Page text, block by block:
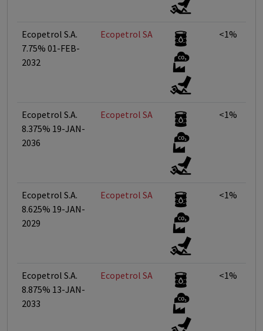
Ecopetrol S.A.
7.75% 01-FEB-
2032
Ecopetrol SA <1%
Ecopetrol S.A.
8.375% 19-JAN-
2036
Ecopetrol SA <1%
Ecopetrol S.A.
8.625% 19-JAN-
2029
Ecopetrol SA <1%
Ecopetrol S.A.
8.875% 13-JAN-
2033
Ecopetrol SA <1%